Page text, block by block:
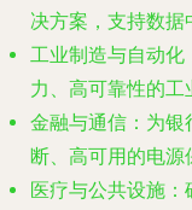
决方案，支持数据
工业制造与自动化
力、高可靠性的工
金融与通信 ：为
断、高可用的电源
医疗与公共设施